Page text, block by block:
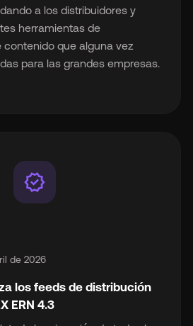
a los distribuidores y
herramientas de
que alguna vez
para las grandes empresas.
verified
de 2026
los feeds de distribución
ERN 4.3